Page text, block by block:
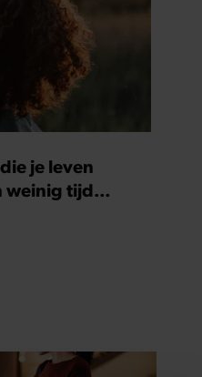
je leven
weinig tijd